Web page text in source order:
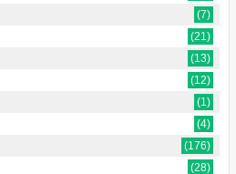
(7)
(21)
(13)
(12)
(1)
(4)
(176)
(28)